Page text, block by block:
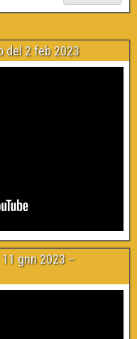
del 2 feb 2023
gnn 2023 –